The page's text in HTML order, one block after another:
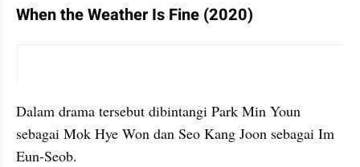
When the Weather Is Fine (2020)
Dalam drama tersebut dibintangi Park Min Youn
sebagai Mok Hye Won dan Seo Kang Joon sebagai Im
Eun-Seob.